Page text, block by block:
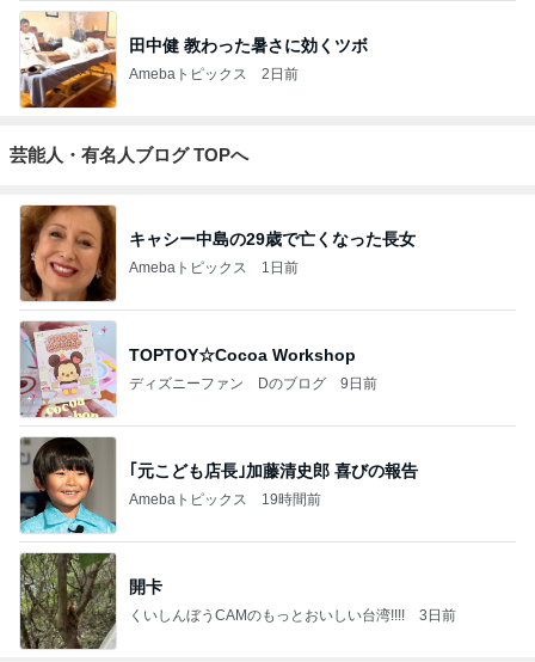
田中健 教わった暑さに効くツボ
Amebaトピックス 2日前
芸能人・有名人ブログ TOPへ
キャシー中島の29歳で亡くなった長女
Amebaトピックス 1日前
TOPTOY☆Cocoa Workshop
ディズニーファン Dのブログ 9日前
｢元こども店長｣加藤清史郎 喜びの報告
Amebaトピックス 19時間前
開卡
くいしんぼうCAMのもっとおいしい台湾!!!! 3日前